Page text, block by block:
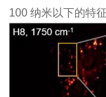
100 纳米以下的特